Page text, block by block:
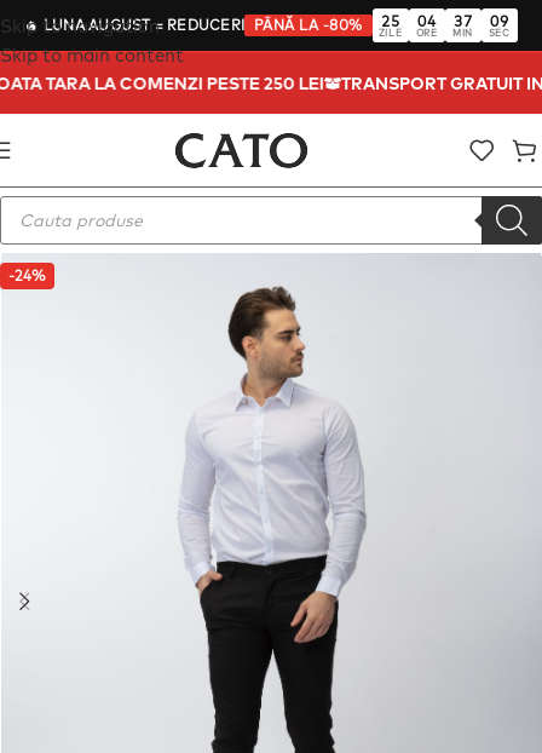
🔥 LUNA AUGUST= REDUCERI PÂNĂ LA -80% 25
ZILE
04
ORE
37
MIN
08
SEC
Skip to navigation
Skip to main content
TARA LA COMENZI PESTE 250 LEI TRANSPORT
-24%